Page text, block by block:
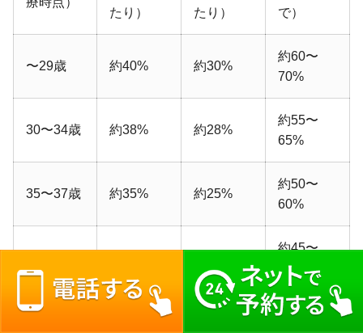
たり）
たり）
で）
〜29歳 約40% 約30%
約60〜
70%
30〜34歳 約38% 約28%
約55〜
65%
35〜37歳 約35% 約25%
約50〜
60%
約45〜
55%
約30〜